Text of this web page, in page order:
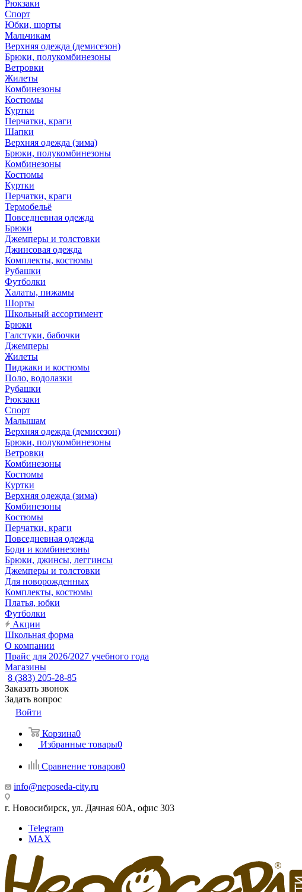
Рюкзаки
Спорт
Юбки, шорты
Мальчикам
Верхняя одежда (демисезон)
Брюки, полукомбинезоны
Ветровки
Жилеты
Комбинезоны
Костюмы
Куртки
Перчатки, краги
Шапки
Верхняя одежда (зима)
Брюки, полукомбинезоны
Комбинезоны
Костюмы
Куртки
Перчатки, краги
Термобельё
Повседневная одежда
Брюки
Джемперы и толстовки
Джинсовая одежда
Комплекты, костюмы
Рубашки
Футболки
Халаты, пижамы
Шорты
Школьный ассортимент
Брюки
Галстуки, бабочки
Джемперы
Жилеты
Пиджаки и костюмы
Поло, водолазки
Рубашки
Рюкзаки
Спорт
Малышам
Верхняя одежда (демисезон)
Брюки, полукомбинезоны
Ветровки
Комбинезоны
Костюмы
Куртки
Верхняя одежда (зима)
Комбинезоны
Костюмы
Перчатки, краги
Повседневная одежда
Боди и комбинезоны
Брюки, джинсы, леггинсы
Джемперы и толстовки
Для новорожденных
Комплекты, костюмы
Платья, юбки
Футболки
Акции
Школьная форма
О компании
Прайс для 2026/2027 учебного года
Магазины
8 (383) 205-28-85
Заказать звонок
Задать вопрос
Войти
Корзина0
Избранные товары0
Сравнение товаров0
info@neposeda-city.ru
г. Новосибирск, ул. Дачная 60А, офис 303
Telegram
MAX